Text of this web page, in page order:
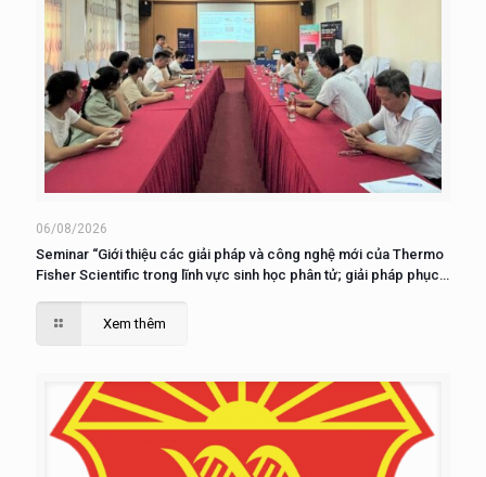
06/08/2026
Seminar “Giới thiệu các giải pháp và công nghệ mới của Thermo
Fisher Scientific trong lĩnh vực sinh học phân tử; giải pháp phục
Xem thêm